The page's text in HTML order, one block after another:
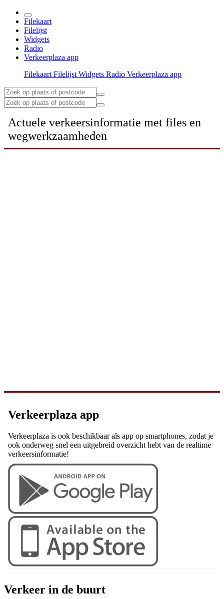
Filekaart
Filelijst
Widgets
Radio
Verkeerplaza app
Filekaart Filelijst Widgets Radio Verkeerplaza app
Actuele verkeersinformatie met files en
wegwerkzaamheden
Verkeerplaza app
Verkeerplaza is ook beschikbaar als app op smartphones, zodat je
ook onderweg snel een uitgebreid overzicht hebt van de realtime
verkeersinformatie!
Verkeer in de buurt